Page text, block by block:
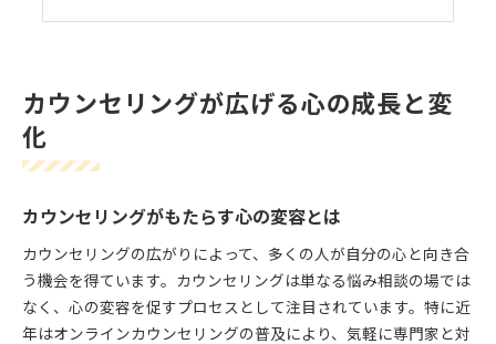
自分に合うカウンセリングの選び方
心の好転反応を実感するカウンセリング体験
カウンセリングの好転反応を正しく知る
好転反応に向き合うカウンセリングの姿勢
カウンセリングで心が動く瞬間とは
カウンセリングが広げる心の成長と変
化
カウンセリングがもたらす心の変容とは
カウンセリングの広がりによって、多くの人が自分の心と向き合
う機会を得ています。カウンセリングは単なる悩み相談の場では
なく、心の変容を促すプロセスとして注目されています。特に近
年はオンラインカウンセリングの普及により、気軽に専門家と対